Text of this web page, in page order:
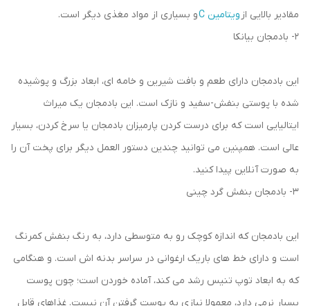
مقادیر بالایی از ویتامین C
و بسیاری از مواد مغذی دیگر است.
2- بادمجان بیانکا
این بادمجان دارای طعم و بافت شیرین و خامه ای، ابعاد بزرگ و پوشیده
شده با پوستی بنفش-سفید و نازک است. این بادمجان یک میراث
ایتالیایی است که برای درست کردن پارمیزان بادمجان یا سرخ کردن، بسیار
عالی است. همپنین می‌ توانید چندین دستور العمل‌ دیگر برای پخت آن را
به صورت آنلاین پیدا کنید.
3- بادمجان بنفش گرد چینی
این بادمجان که اندازه کوچک رو به متوسطی دارد، به رنگ بنفش کمرنگ
است و دارای خط های باریک ارغوانی در سراسر بدنه اش است. و هنگامی
که به ابعاد توپ تنیس رشد می کند، آماده خوردن است؛ چون پوست
بسیار نرمی دارد، معمولا نیازی به پوست گرفتن آن نیست. غذاهای قابل